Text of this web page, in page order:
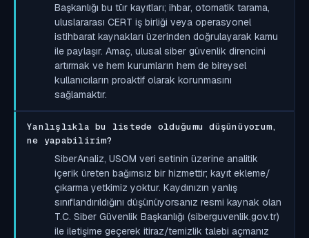
Başkanlığı bu tür kayıtları; ihbar, otomatik tarama,
uluslararası CERT iş birliği veya operasyonel
istihbarat kaynakları üzerinden doğrulayarak kamu
ile paylaşır. Amaç, ulusal siber güvenlik direncini
artırmak ve hem kurumların hem de bireysel
kullanıcıların proaktif olarak korunmasını
sağlamaktır.
Yanlışlıkla bu listede olduğumu düşünüyorum,
ne yapabilirim?
SiberAnaliz, USOM veri setinin üzerine analitik
içerik üreten bağımsız bir hizmettir; kayıt ekleme/
çıkarma yetkimiz yoktur. Kaydınızın yanlış
sınıflandırıldığını düşünüyorsanız resmi kaynak olan
T.C. Siber Güvenlik Başkanlığı (siberguvenlik.gov.tr)
ile iletişime geçerek itiraz/temizlik talebi açmanız